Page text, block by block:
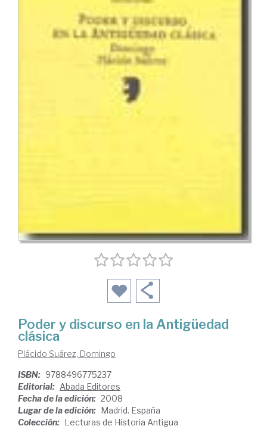
Poder y discurso en la Antigüedad
clásica
Plácido Suárez, Domingo
ISBN: 9788496775237
Editorial: Abada Editores
Fecha de la edición: 2008
Lugar de la edición: Madrid. España
Colección: Lecturas de Historia Antigua